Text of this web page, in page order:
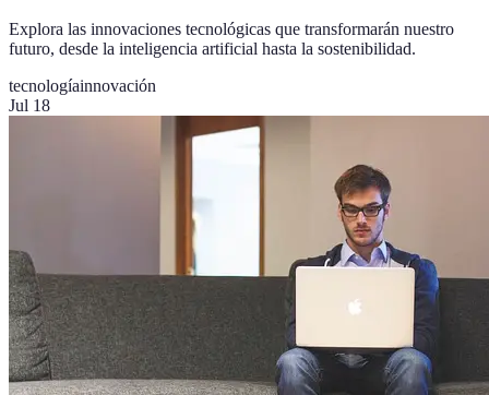
Explora las innovaciones tecnológicas que transformarán nuestro
futuro, desde la inteligencia artificial hasta la sostenibilidad.
tecnologíainnovación
Jul 18